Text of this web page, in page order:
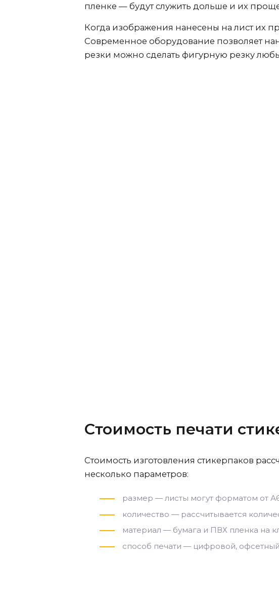
пленке — будут служить дольше и их
Когда изображения нанесены на лист их
Современное оборудование позволяет
резки можно сделать фигурную резку
Стоимость печати
Стоимость изготовления стикерпаков
несколько параметров:
размер — листы могут форматом от
количество — рассчитывается
материал — бумага и ПВХ пленка на
способ печати — цифровой,